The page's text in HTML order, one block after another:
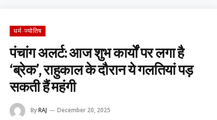
धर्म-ज्योतिष
पंचांग अलर्ट: आज शुभ कार्यों पर लगा है
‘ब्रेक’, राहुकाल के दौरान ये गलतियां पड़
सकती हैं महंगी
ByRAJ December 20, 2025